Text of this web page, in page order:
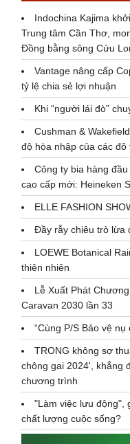
Indochina Kajima
Trung tâm Cần Thơ,
Đồng bằng sông Cửu
Vantage nâng cấp
tỷ lệ chia sẻ lợi nhuận
Khi “người lái đò”
Cushman &
độ hòa nhập của các
Công ty bia hàng
cao cấp mới: Heineken
ELLE FASHION
Đầy rẫy chiêu trò lừa
LOEWE Botanical
thiên nhiên
Lễ Xuất Phát
Caravan 2030 lần 33
“Cùng P/S Bảo vệ nụ
TRONG không sợ
chông gai 2024', khẳng
chương trình
"Làm việc lưu động",
chất lượng cuộc sống?